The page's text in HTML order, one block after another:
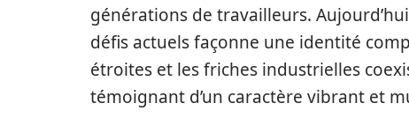
générations de travailleurs.
défis actuels façonne une identité
étroites et les friches industrielles
témoignant d’un caractère vibrant et